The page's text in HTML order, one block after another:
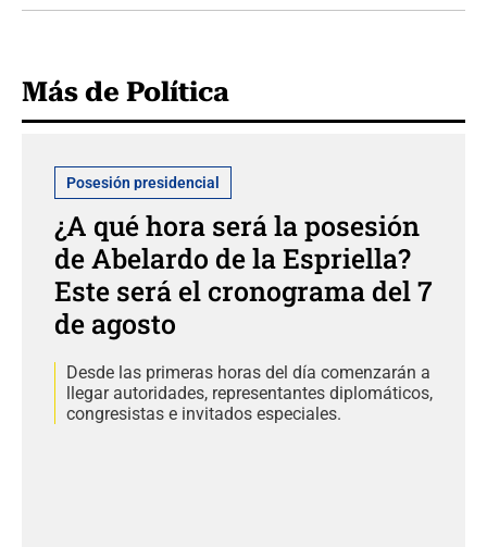
Más de Política
Posesión presidencial
¿A qué hora será la posesión
de Abelardo de la Espriella?
Este será el cronograma del 7
de agosto
Desde las primeras horas del día comenzarán a
llegar autoridades, representantes diplomáticos,
congresistas e invitados especiales.